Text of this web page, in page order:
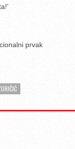
prvak